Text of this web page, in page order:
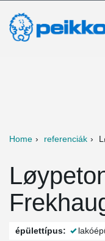
Home referenciák
épülettípus: